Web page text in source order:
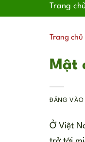
Trang chủ
Trang chủ
Mật
ĐĂNG
Ở Việt